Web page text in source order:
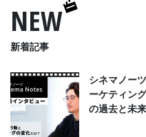
NEW
新着記事
シネマノー
ーケティン
の過去と未来